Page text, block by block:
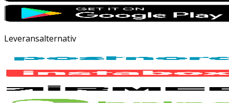
Leveransalternativ